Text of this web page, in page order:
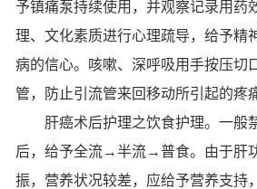
予镇痛泵持续使用，并观察记录用药
理、文化素质进行心理疏导，给予精
病的信心。咳嗽、深呼吸用手按压切
管，防止引流管来回移动所引起的疼
肝癌术后护理之饮食护理。一般
后，给予全流→半流→普食。由于肝
振，营养状况较差，应给予营养支持